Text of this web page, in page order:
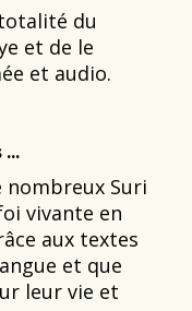
du
et de le
et audio.
...
Suri
vivante en
aux textes
et que
leur vie et